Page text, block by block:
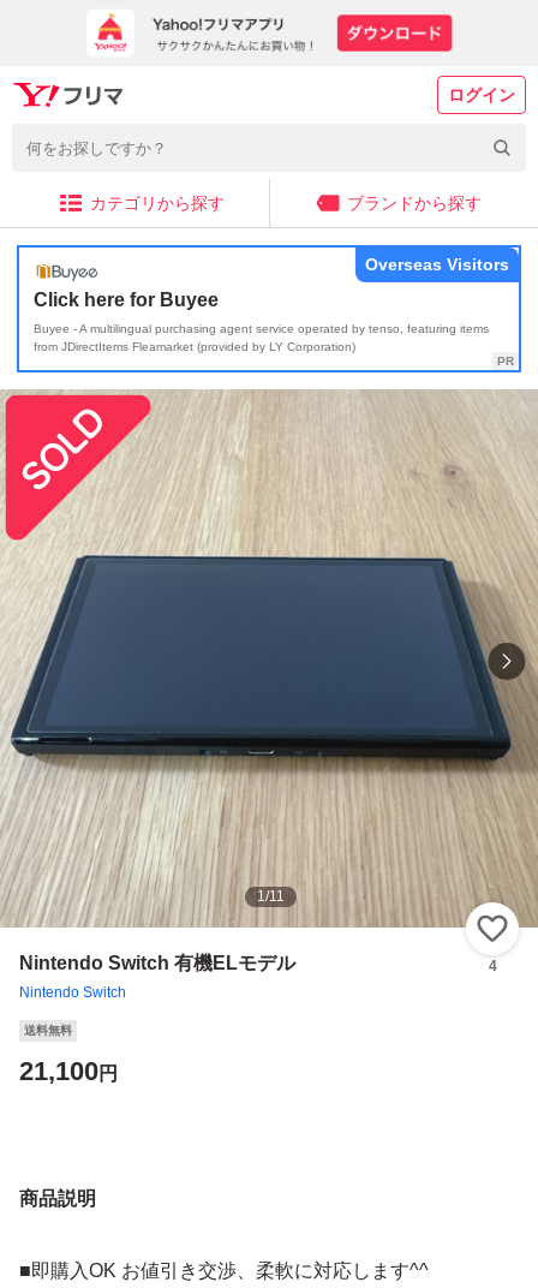
ログイン
カテゴリから探す ブランドから探す
Click here for Buyee
Buyee - A multilingual purchasing agent service operated by tenso, featuring items
from JDirectItems Fleamarket (provided by LY Corporation)
Overseas Visitors
1/11
Nintendo Switch 有機ELモデル
Nintendo Switch
4
送料無料
21,100円
商品説明
■即購入OK お値引き交渉、柔軟に対応します^^